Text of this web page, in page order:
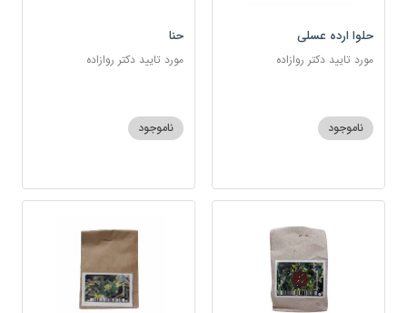
حلوا ارده عسلی
مورد تایید دکتر روازاده
ناموجود
حنا
مورد تایید دکتر روازاده
ناموجود